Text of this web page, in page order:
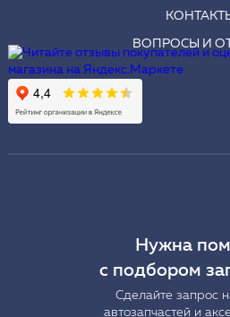
ВОПРОСЫ И
Нужна
с подбором
Сделайте запрос
автозапчастей и